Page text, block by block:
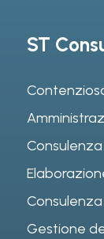
ST
Gestione